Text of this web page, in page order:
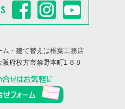
ム・建て替えは椎葉工務店
府枚方市禁野本町1-8-8